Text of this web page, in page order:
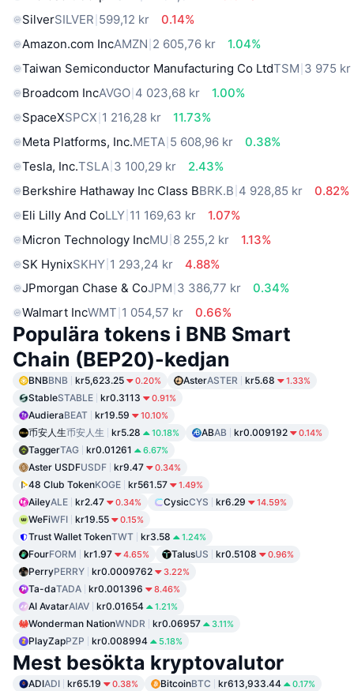
SilverSILVER 599,12 kr
0.14%
Amazon.com IncAMZN 2 605,76 kr
1.04%
Taiwan Semiconductor Manufacturing Co LtdTSM 3 975 kr
Broadcom IncAVGO 4 023,68 kr
1.00%
SpaceXSPCX 1 216,28 kr
11.73%
Meta Platforms, Inc.META 5 608,96 kr
0.38%
Tesla, Inc.TSLA 3 100,29 kr
2.43%
Berkshire Hathaway Inc Class BBRK.B 4 928,85 kr
0.82%
Eli Lilly And CoLLY 11 169,63 kr
1.07%
Micron Technology IncMU 8 255,2 kr
1.13%
SK HynixSKHY 1 293,24 kr
4.88%
JPmorgan Chase & CoJPM 3 386,77 kr
0.34%
Walmart IncWMT 1 054,57 kr 0.66%
Populära tokens i BNB Smart
Chain (BEP20)-kedjan
BNBBNB kr5,623.25 0.20% AsterASTER kr5.68 1.33%
StableSTABLE kr0.3113 0.91%
AudieraBEAT kr19.59 10.10%
币安人生币安人生 kr5.28 10.18% ABAB kr0.009192 0.14%
TaggerTAG kr0.01261 6.67%
Aster USDFUSDF kr9.47 0.34%
48 Club TokenKOGE kr561.57 1.49%
AileyALE kr2.47 0.34% CysicCYS kr6.29 14.59%
WeFiWFI kr19.55 0.15%
Trust Wallet TokenTWT kr3.58 1.24%
FourFORM kr1.97 4.65% TalusUS kr0.5108 0.96%
PerryPERRY kr0.0009762 3.22%
Ta-daTADA kr0.001396 8.46%
AI AvatarAIAV kr0.01654 1.21%
Wonderman NationWNDR kr0.06957 3.11%
PlayZapPZP kr0.008994 5.18%
Mest besökta kryptovalutor
ADIADI kr65.19 0.38% BitcoinBTC kr613,933.44 0.17%